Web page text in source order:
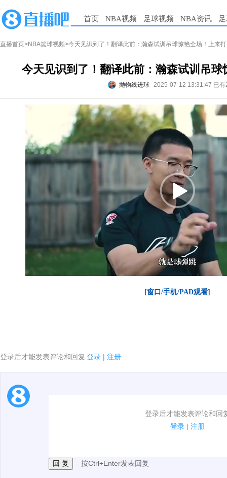
首页 NBA视频 足球视频 NBA资讯
直播首页>NBA篮球视频>今天见识到了！翻译此前：瀚森试训吊球惊艳全场！上来
今天见识到了！翻译此前：瀚森试训吊球
抛物线进球 2025-07-12 13:31:47 已有
[窗口/手机/PAD观看]
登录后才能发表评论和回复 登录 | 注册
登录后才能发表评论和回
登录 | 注册
1.电脑端新用户可以发表评论了！
按Ctrl+Enter发表回复